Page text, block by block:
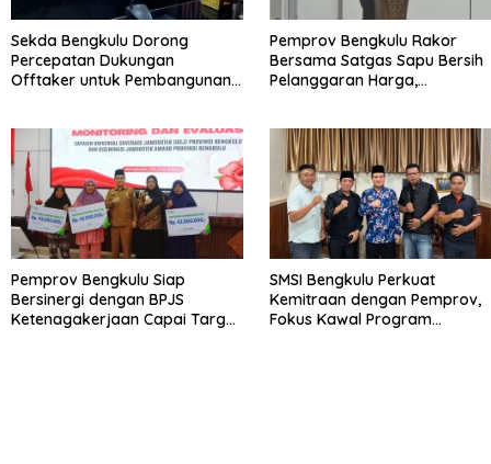
Sekda Bengkulu Dorong
Percepatan Dukungan
Offtaker untuk Pembangunan
Pemprov Bengkulu Rakor
Bersama Satgas Sapu Bersih
Pelanggaran Harga,
Sorotan
Pemprov Bengkulu Siap
Bersinergi dengan BPJS
Ketenagakerjaan Capai Target
SMSI Bengkulu Perkuat
Kemitraan dengan Pemprov,
Fokus Kawal Program